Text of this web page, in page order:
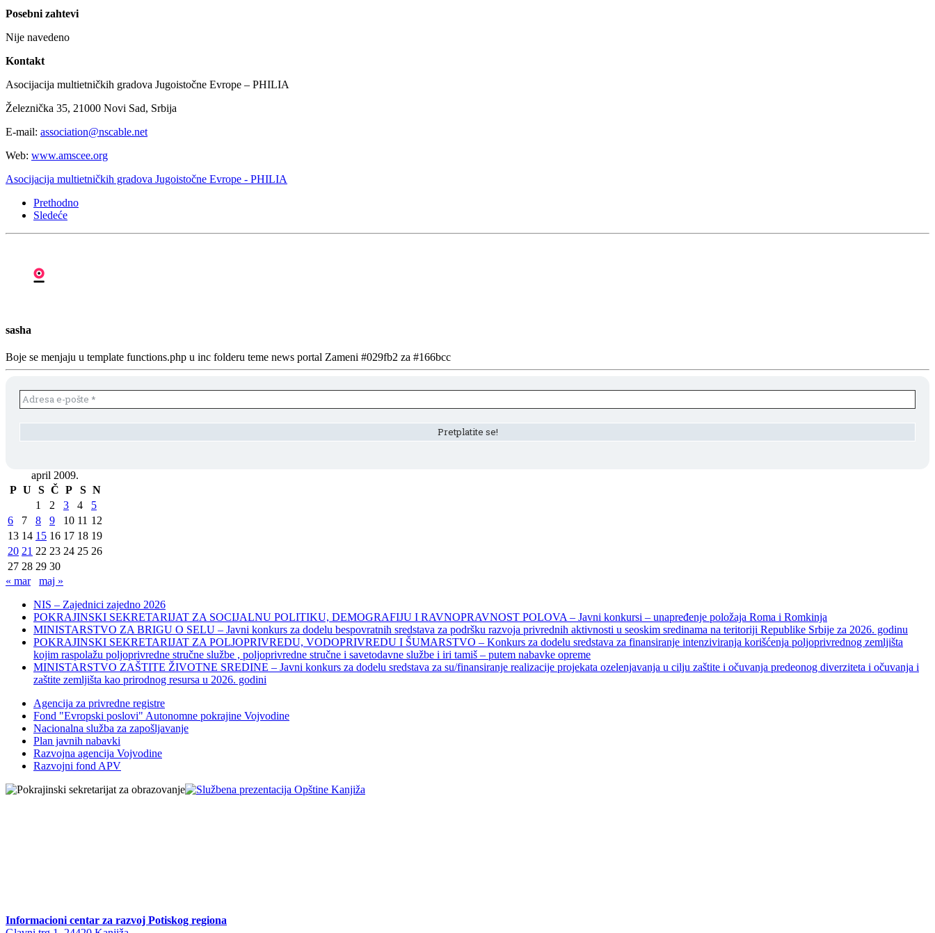
Posebni zahtevi
Nije navedeno
Kontakt
Asocijacija multietničkih gradova Jugoistočne Evrope – PHILIA
Železnička 35, 21000 Novi Sad, Srbija
E-mail: association@nscable.net
Web: www.amscee.org
Asocijacija multietničkih gradova Jugoistočne Evrope - PHILIA
Prethodno
Sledeće
sasha
Boje se menjaju u template functions.php u inc folderu teme news portal Zameni #029fb2 za #166bcc
april 2009.
P U S Č P S N
1
2 3 4
5
6
7 8 9 10 11 12
13 14 15 16 17 18 19
20 21 22 23 24 25 26
27 28 29 30
« mar
maj »
NIS – Zajednici zajedno 2026
POKRAJINSKI SEKRETARIJAT ZA SOCIJALNU POLITIKU, DEMOGRAFIJU I RAVNOPRAVNOST POLOVA – Javni konkursi – unapređenje položaja Roma i Romkinja
MINISTARSTVO ZA BRIGU O SELU – Javni konkurs za dodelu bespovratnih sredstava za podršku razvoja privrednih aktivnosti u seoskim sredinama na teritoriji Republike Srbije za 2026. godinu
POKRAJINSKI SEKRETARIJAT ZA POLJOPRIVREDU, VODOPRIVREDU I ŠUMARSTVO – Konkurs za dodelu sredstava za finansiranje intenziviranja korišćenja poljoprivrednog zemljišta
kojim raspolažu poljoprivredne stručne službe , poljoprivredne stručne i savetodavne službe i iri tamiš ‒ putem nabavke opreme
MINISTARSTVO ZAŠTITE ŽIVOTNE SREDINE – Javni konkurs za dodelu sredstava za su/finansiranje realizacije projekata ozelenjavanja u cilju zaštite i očuvanja predeonog diverziteta i očuvanja i
zaštite zemljišta kao prirodnog resursa u 2026. godini
Agencija za privredne registre
Fond "Evropski poslovi" Autonomne pokrajine Vojvodine
Nacionalna služba za zapošljavanje
Plan javnih nabavki
Razvojna agencija Vojvodine
Razvojni fond APV
Informacioni centar za razvoj Potiskog regiona